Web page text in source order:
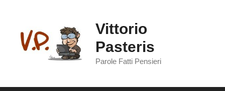
contenuto
Vittorio
Pasteris
Parole Fatti Pensieri